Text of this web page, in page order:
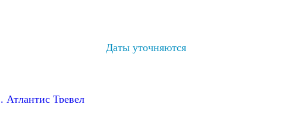
Даты уточняются
Атлантис Тревел